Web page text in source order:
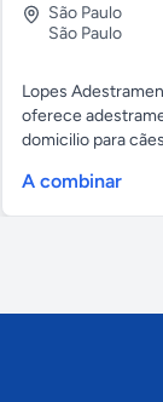
São Paulo
São Paulo
Lopes
oferece
domicilio para
A combinar